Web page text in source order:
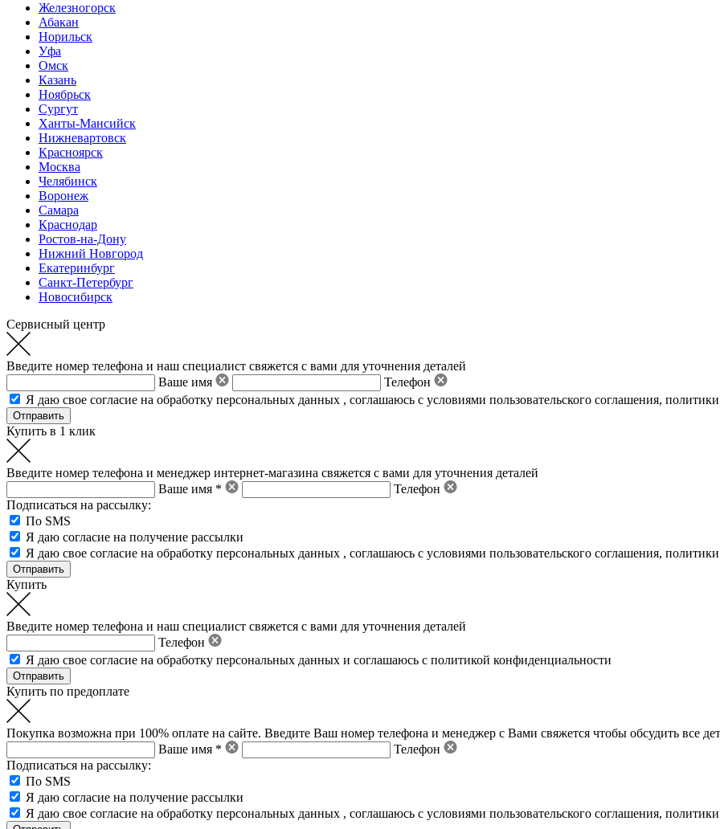
Железногорск
Абакан
Норильск
Уфа
Омск
Казань
Ноябрьск
Сургут
Ханты-Мансийск
Нижневартовск
Красноярск
Москва
Челябинск
Воронеж
Самара
Краснодар
Ростов-на-Дону
Нижний Новгород
Екатеринбург
Санкт-Петербург
Новосибирск
Сервисный центр
Введите номер телефона и наш специалист свяжется с вами для уточнения деталей
Ваше имя
Телефон
Я даю свое согласие на обработку персональных данных , соглашаюсь с условиями пользовательского соглашения,
Купить в 1 клик
Введите номер телефона и менеджер интернет-магазина свяжется с вами для уточнения деталей
Ваше имя *
Телефон
Подписаться на рассылку:
По SMS
Я даю согласие на получение рассылки
Я даю свое согласие на обработку персональных данных , соглашаюсь с условиями пользовательского соглашения,
Купить
Введите номер телефона и наш специалист свяжется с вами для уточнения деталей
Телефон
Я даю свое согласие на обработку персональных данных и соглашаюсь с политикой конфиденциальности
Купить по предоплате
Покупка возможна при 100% оплате на сайте. Введите Ваш номер телефона и менеджер с Вами свяжется чтобы обсудить все
Ваше имя *
Телефон
Подписаться на рассылку:
По SMS
Я даю согласие на получение рассылки
Я даю свое согласие на обработку персональных данных , соглашаюсь с условиями пользовательского соглашения,